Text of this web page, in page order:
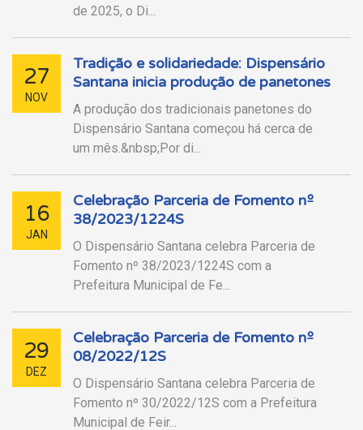
de 2025, o Di...
27
NOV
Tradição e solidariedade: Dispensário
Santana inicia produção de panetones
A produção dos tradicionais panetones do
Dispensário Santana começou há cerca de
um mês.&nbsp;Por di...
16
JAN
Celebração Parceria de Fomento nº
38/2023/1224S
O Dispensário Santana celebra Parceria de
Fomento nº 38/2023/1224S com a
Prefeitura Municipal de Fe...
29
DEZ
Celebração Parceria de Fomento nº
08/2022/12S
O Dispensário Santana celebra Parceria de
Fomento nº 30/2022/12S com a Prefeitura
Municipal de Feir...